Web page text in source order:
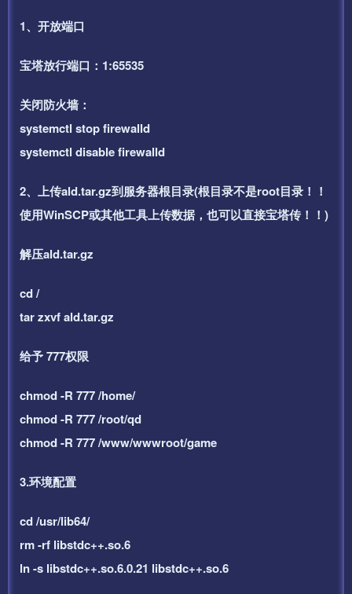
1、开放端口
宝塔放行端口：1:65535
关闭防火墙：
systemctl stop firewalld
systemctl disable firewalld
2、上传ald.tar.gz到服务器根目录(根目录不是root目录！！
使用WinSCP或其他工具上传数据，也可以直接宝塔传！！)
解压ald.tar.gz
cd /
tar zxvf ald.tar.gz
给予 777权限
chmod -R 777 /home/
chmod -R 777 /root/qd
chmod -R 777 /www/wwwroot/game
3.环境配置
cd /usr/lib64/
rm -rf libstdc++.so.6
ln -s libstdc++.so.6.0.21 libstdc++.so.6